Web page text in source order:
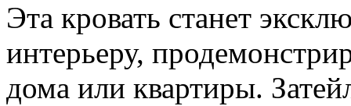
Эта кровать станет
интерьеру,
дома или квартиры.